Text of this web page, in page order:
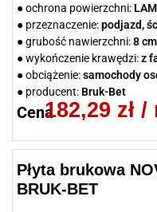
● ochrona powierzchni:
● przeznaczenie:podjazd,
● grubość nawierzchni:8 cm
● wykończenie krawędzi:z
● obciążenie:samochody
● producent: Bruk-Bet
Cena182,29 zł /
Płyta brukowa
BRUK-BET